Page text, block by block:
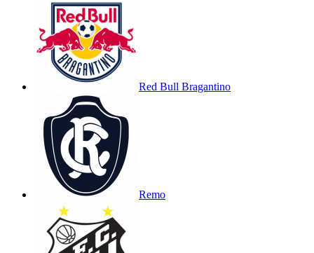
Red Bull Bragantino
Remo